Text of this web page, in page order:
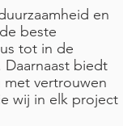
en
beste
tot in de
biedt
vertrouwen
wij in elk project